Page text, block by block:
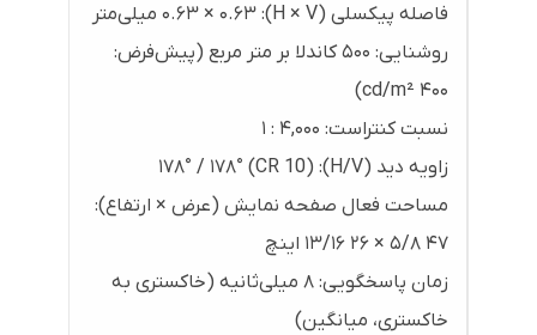
فاصله پیکسلی (H × V): ۰.۶۳ × ۰.۶۳ میلی‌متر
روشنایی: ۵۰۰ کاندلا بر متر مربع (پیش‌فرض:
۴۰۰ cd/m²)
نسبت کنتراست: ۴,۰۰۰ : ۱
زاویه دید (H/V): ۱۷۸° / ۱۷۸° (CR 10)
مساحت فعال صفحه نمایش (عرض × ارتفاع):
۴۷ ۵/۸ × ۲۶ ۱۳/۱۶ اینچ
زمان پاسخگویی: ۸ میلی‌ثانیه (خاکستری به
خاکستری، میانگین)